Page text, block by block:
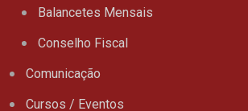
Balancetes Mensais
Conselho Fiscal
Comunicação
Cursos / Eventos